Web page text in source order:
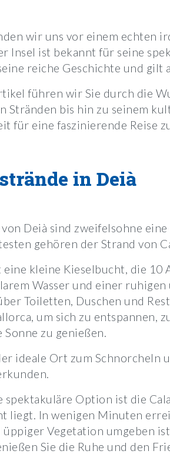
wir uns vor einem echten
Insel ist bekannt für seine
reiche Geschichte und gilt
führen wir Sie durch die
Stränden bis hin zu seinem
für eine faszinierende Reise
in Deià
Deià sind zweifelsohne
gehören der Strand von
eine kleine Kieselbucht, die
Wasser und einer
Toiletten, Duschen und
um sich zu entspannen,
zu genießen.
ideale Ort zum
spektakuläre Option ist die
liegt. In wenigen Minuten
Vegetation umgeben
Sie die Ruhe und den